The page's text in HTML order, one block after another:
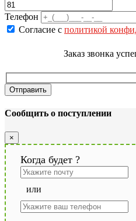
Телефон
Согласие с политикой
Заказ звонка
Сообщить о поступлении
×
Когда будет ?
или